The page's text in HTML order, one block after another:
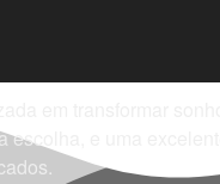
em transformar
escolha, e uma